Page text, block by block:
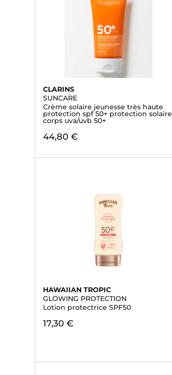
CLARINS
SUNCARE
Crème solaire jeunesse très haute
protection spf 50+ protection solaire
corps uva/uvb 50+
44,80 €
HAWAIIAN TROPIC
GLOWING PROTECTION
Lotion protectrice SPF50
17,30 €